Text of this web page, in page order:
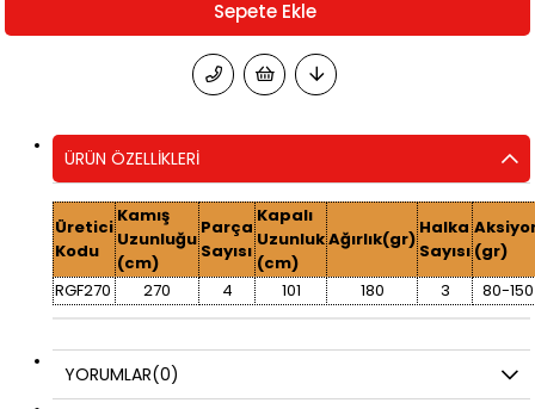
ÜRÜN ÖZELLIKLERI
Üretici
Kodu
Kamış
Uzunluğu
(cm)
Parça
Sayısı
Kapalı
Uzunluk
(cm)
Ağırlık(gr)
Halka
Sayısı (gr)
RGF270
270 4 101 180 3 80-150
YORUMLAR(0)